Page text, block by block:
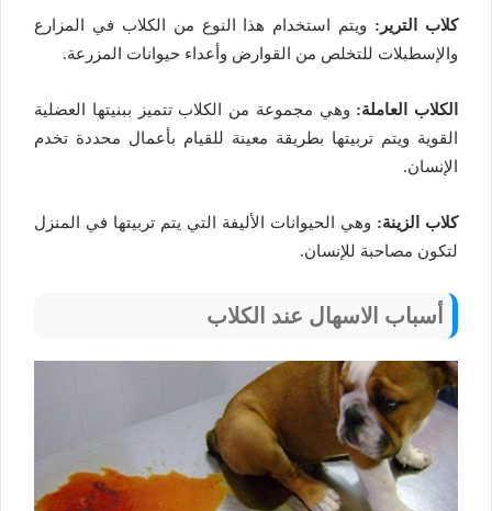
كلاب الترير: ويتم استخدام هذا النوع من الكلاب في المزارع
والإسطبلات للتخلص من القوارض وأعداء حيوانات المزرعة.
الكلاب العاملة: وهي مجموعة من الكلاب تتميز ببنيتها العضلية
القوية ويتم تربيتها بطريقة معينة للقيام بأعمال محددة تخدم
الإنسان.
كلاب الزينة: وهي الحيوانات الأليفة التي يتم تربيتها في المنزل
لتكون مصاحبة للإنسان.
أسباب الاسهال عند الكلاب